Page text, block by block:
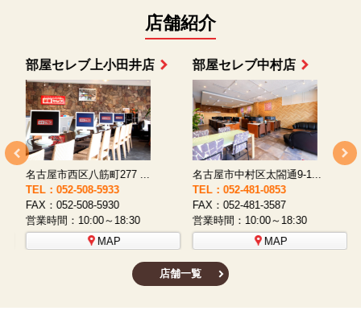
店舗紹介
部屋セレブ上小田井店
名古屋市西区八筋町277 ...
TEL：052-508-5933
FAX：052-508-5930
営業時間：10:00～18:30
MAP
部屋セレブ中村店
名古屋市中村区太閤通9-1...
TEL：052-481-0853
FAX：052-481-3587
営業時間：10:00～18:30
MAP
店舗一覧